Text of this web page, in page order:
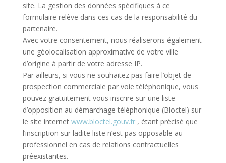
site. La gestion des données spécifiques à ce
formulaire relève dans ces cas de la responsabilité du
partenaire.
Avec votre consentement, nous réaliserons également
une géolocalisation approximative de votre ville
d’origine à partir de votre adresse IP.
Par ailleurs, si vous ne souhaitez pas faire l’objet de
prospection commerciale par voie téléphonique, vous
pouvez gratuitement vous inscrire sur une liste
d’opposition au démarchage téléphonique (Bloctel) sur
le site internet www.bloctel.gouv.fr, étant précisé que
l’inscription sur ladite liste n’est pas opposable au
professionnel en cas de relations contractuelles
préexistantes.